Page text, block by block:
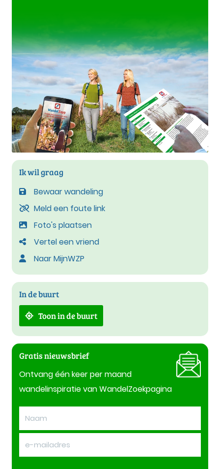
Ik wil graag
Bewaar wandeling
Meld een foute link
Foto's plaatsen
Vertel een vriend
Naar MijnWZP
In de buurt
Toon in de buurt
Gratis nieuwsbrief
Ontvang één keer per maand
wandelinspiratie van WandelZoekpagina